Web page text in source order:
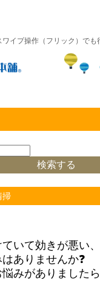
イプ操作（フリック）でも
掃
いて効きが悪い
ありませんか❓
みがありました